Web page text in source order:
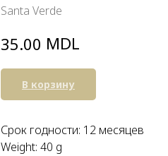
Santa Verde
35.00 MDL
В корзину
Срок годности: 12 месяцев
Weight: 40 g